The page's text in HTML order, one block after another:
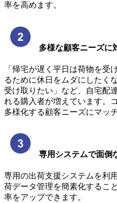
率を高めます。
多様な顧客ニーズに
「帰宅が遅く平日は荷物を受
るために休日をムダにしたく
受け取りたい」など、自宅配
れる購入者が増えています。
多様化する顧客ニーズにマッ
専用システムで面倒
専用の出荷支援システムを利
荷データ管理を簡素化するこ
率をアップできます。